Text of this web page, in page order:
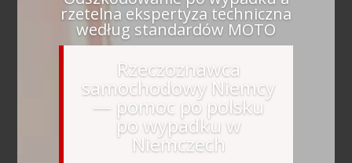
rzetelna ekspertyza techniczna
według standardów MOTO
Rzeczoznawca
samochodowy Niemcy
— pomoc po polsku
po wypadku w
Niemczech